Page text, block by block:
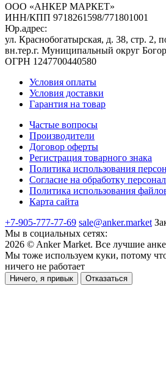
ООО «АНКЕР МАРКЕТ»
ИНН/КПП 9718261598/771801001
Юр.адрес:
ул. Краснобогатырская, д. 38, стр. 2,
вн.тер.г. Муниципальный округ
ОГРН 1247700440580
Условия оплаты
Условия доставки
Гарантия на товар
Частые вопросы
Производители
Договор оферты
Регистрация товарного знака
Политика использования
Согласие на обработку
Политика использования
Карта сайта
+7-905-777-77-69 sale@anker.market
Мы в социальных сетях:
2026 © Anker Market. Все лучшие
Мы тоже используем куки, потому
ничего не работает
Ничего, я привык Отказаться